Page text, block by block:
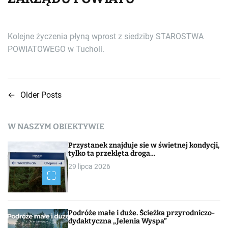
Kolejne życzenia płyną wprost z siedziby STAROSTWA
POWIATOWEGO w Tucholi.
N
i
g
a
c
← Older Posts
W NASZYM OBIEKTYWIE
Przystanek znajduje sie w świetnej kondycji,
tylko ta przeklęta droga…
29 lipca 2026
Podróże małe i duże. Ścieżka przyrodniczo-
dydaktyczna „Jelenia Wyspa”